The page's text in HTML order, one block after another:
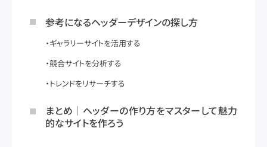
参考になるヘッダーデザインの探し方
ギャラリーサイトを活用する
競合サイトを分析する
トレンドをリサーチする
まとめ｜ヘッダーの作り方をマスターして魅力
的なサイトを作ろう